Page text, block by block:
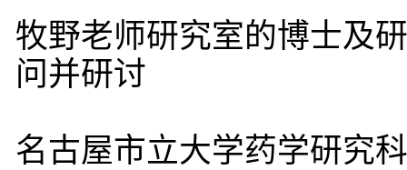
牧野老师研究室的博士及
问并研讨
名古屋市立大学药学研究